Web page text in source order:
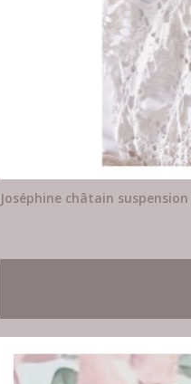
Joséphine châtain suspension